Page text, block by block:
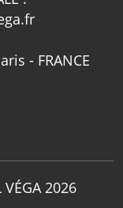
- FRANCE
2026